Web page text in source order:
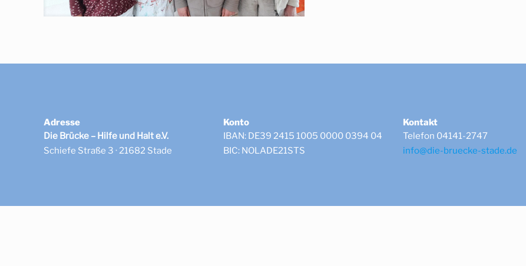
Adresse
Die Brücke – Hilfe und Halt e.V.
Schiefe Straße 3 · 21682 Stade
Konto
IBAN: DE39 2415 1005 0000 0394 04
BIC: NOLADE21STS
Kontakt
Telefon 04141-2747
info@die-bruecke-stade.de